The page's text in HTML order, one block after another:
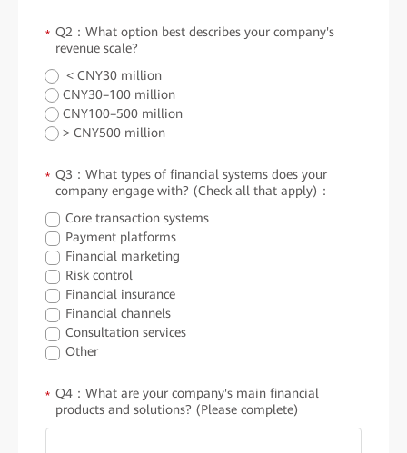
* Q2：What option best describes your company's
revenue scale?
< CNY30 million
CNY30–100 million
CNY100–500 million
> CNY500 million
* Q3：What types of financial systems does your
company engage with? (Check all that apply)：
Core transaction systems
Payment platforms
Financial marketing
Risk control
Financial insurance
Financial channels
Consultation services
Other
* Q4：What are your company's main financial
products and solutions? (Please complete)